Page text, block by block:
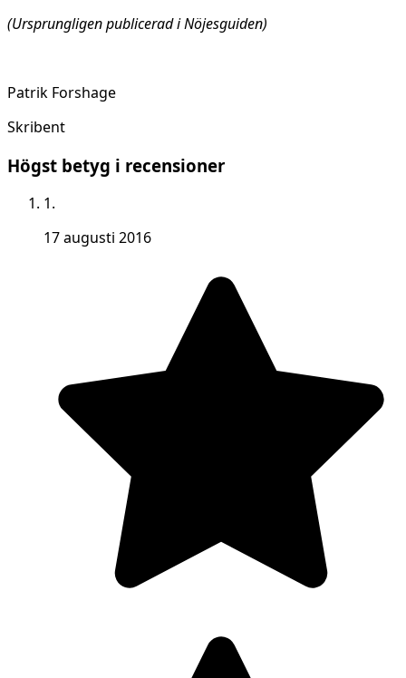
(Ursprungligen publicerad i Nöjesguiden)
Patrik Forshage
Skribent
Högst betyg i recensioner
1.
17 augusti 2016